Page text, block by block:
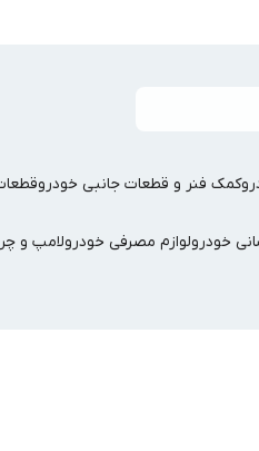
کمک فنر و قطعات جانبی خودرو
خودرولوازم مصرفی خودرولامپ و